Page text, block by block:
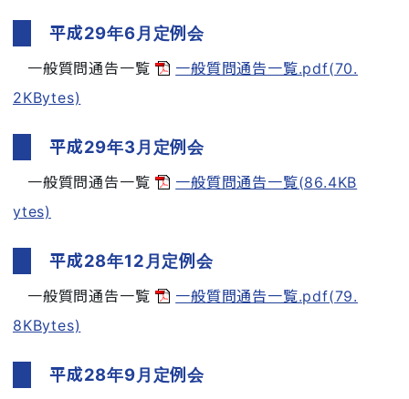
平成29年6月定例会
一般質問通告一覧
一般質問通告一覧.pdf(70.
2KBytes)
平成29年3月定例会
一般質問通告一覧
一般質問通告一覧(86.4KB
ytes)
平成28年12月定例会
一般質問通告一覧
一般質問通告一覧.pdf(79.
8KBytes)
平成28年9月定例会